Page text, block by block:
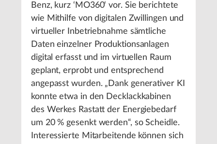
Benz, kurz ‘MO360‘ vor. Sie berichtete
wie Mithilfe von digitalen Zwillingen und
virtueller Inbetriebnahme sämtliche
Daten einzelner Produktionsanlagen
digital erfasst und im virtuellen Raum
geplant, erprobt und entsprechend
angepasst wurden. „Dank generativer KI
konnte etwa in den Decklackkabinen
des Werkes Rastatt der Energiebedarf
um 20 % gesenkt werden“, so Scheidle.
Interessierte Mitarbeitende können sich